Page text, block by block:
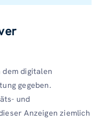
digitalen
gegeben.
und
Anzeigen ziemlich